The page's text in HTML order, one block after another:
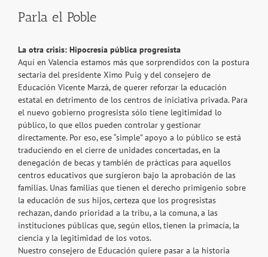
Parla el Poble
La otra crisis: Hipocresía pública progresista
Aquí en Valencia estamos más que sorprendidos con la postura
sectaria del presidente Ximo Puig y del consejero de
Educación Vicente Marzá, de querer reforzar la educación
estatal en detrimento de los centros de iniciativa privada. Para
el nuevo gobierno progresista sólo tiene legitimidad lo
público, lo que ellos pueden controlar y gestionar
directamente. Por eso, ese “simple” apoyo a lo público se está
traduciendo en el cierre de unidades concertadas, en la
denegación de becas y también de prácticas para aquellos
centros educativos que surgieron bajo la aprobación de las
familias. Unas familias que tienen el derecho primigenio sobre
la educación de sus hijos, certeza que los progresistas
rechazan, dando prioridad a la tribu, a la comuna, a las
instituciones públicas que, según ellos, tienen la primacía, la
ciencia y la legitimidad de los votos.
Nuestro consejero de Educación quiere pasar a la historia